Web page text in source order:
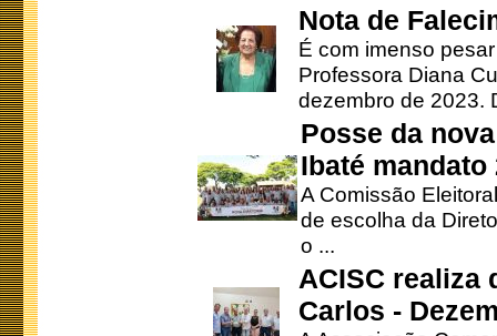
Nota de
É com imenso
Professora Diana
dezembro de 2023.
Posse da
Ibaté mandato
A Comissão
de escolha da
o ...
ACISC realiza
Carlos -